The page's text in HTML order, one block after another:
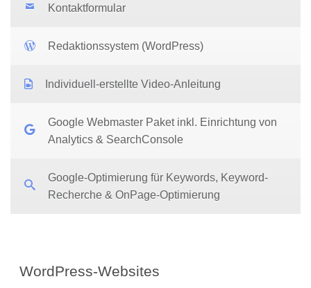
Kontaktformular
Redaktionssystem (WordPress)
Individuell-erstellte Video-Anleitung
Google Webmaster Paket inkl. Einrichtung von
Analytics & SearchConsole
Google-Optimierung für Keywords, Keyword-
Recherche & OnPage-Optimierung
WordPress-Websites